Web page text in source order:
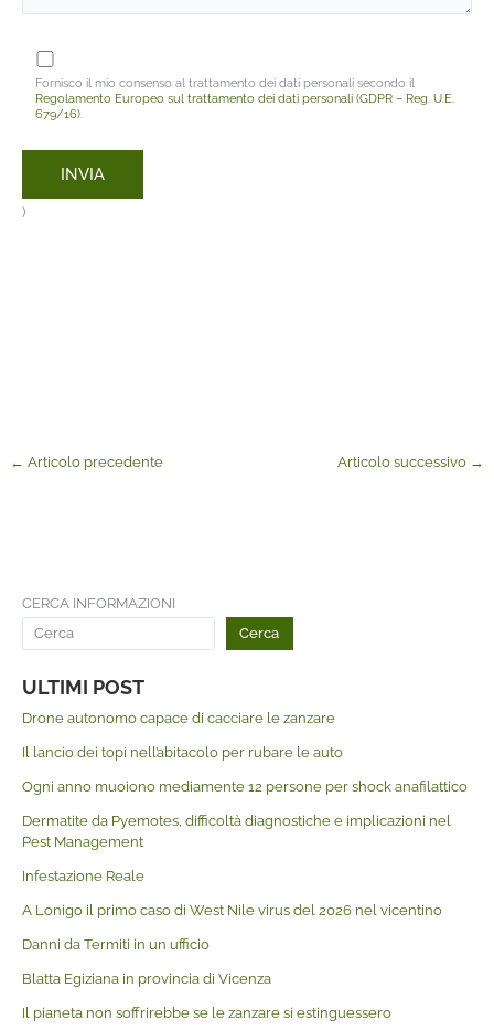
Fornisco il mio consenso al trattamento dei dati personali secondo il
Regolamento Europeo sul trattamento dei dati personali (GDPR – Reg. U.E.
679/16)
)
← Articolo precedente Articolo successivo →
CERCA INFORMAZIONI
Cerca
ULTIMI POST
Drone autonomo capace di cacciare le zanzare
Il lancio dei topi nell’abitacolo per rubare le auto
Ogni anno muoiono mediamente 12 persone per shock anafilattico
Dermatite da Pyemotes, difficoltà diagnostiche e implicazioni nel
Pest Management
Infestazione Reale
A Lonigo il primo caso di West Nile virus del 2026 nel vicentino
Danni da Termiti in un ufficio
Blatta Egiziana in provincia di Vicenza
Il pianeta non soffrirebbe se le zanzare si estinguessero